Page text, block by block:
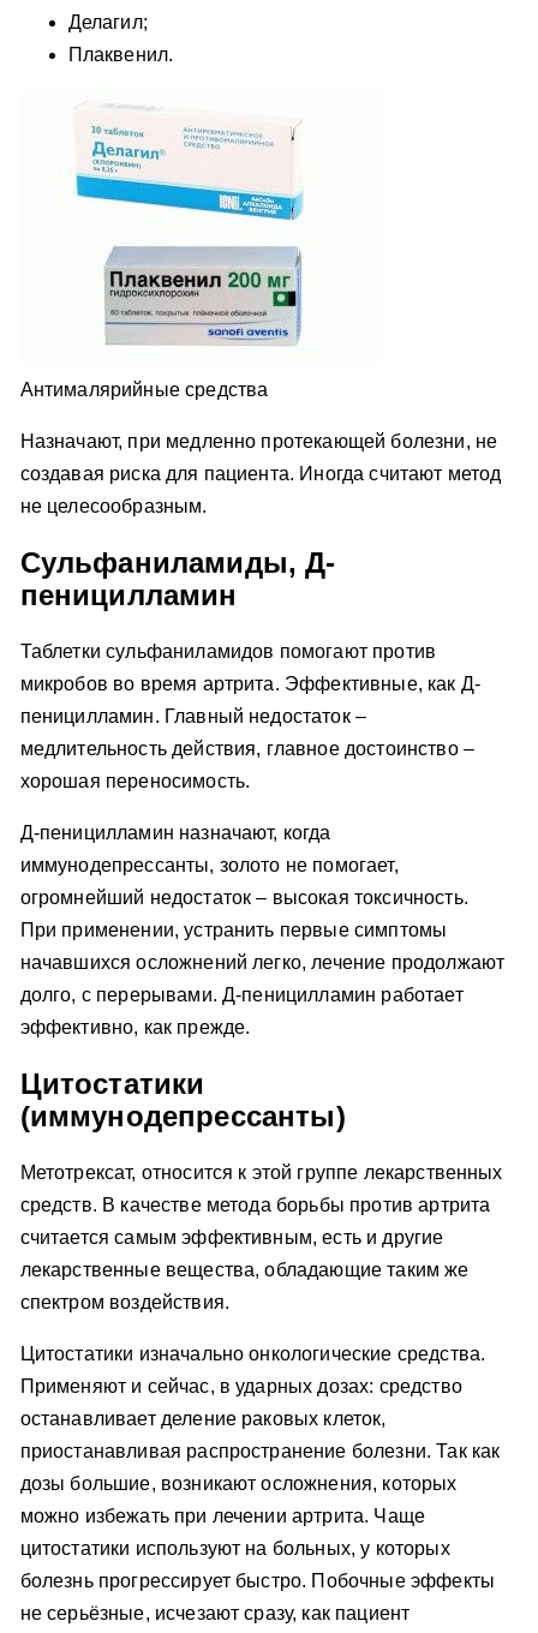
Делагил;
Плаквенил.
Антималярийные средства
Назначают, при медленно протекающей болезни, не
создавая риска для пациента. Иногда считают метод
не целесообразным.
Сульфаниламиды, Д-
пеницилламин
Таблетки сульфаниламидов помогают против
микробов во время артрита. Эффективные, как Д-
пеницилламин. Главный недостаток –
медлительность действия, главное достоинство –
хорошая переносимость.
Д-пеницилламин назначают, когда
иммунодепрессанты, золото не помогает,
огромнейший недостаток – высокая токсичность.
При применении, устранить первые симптомы
начавшихся осложнений легко, лечение продолжают
долго, с перерывами. Д-пеницилламин работает
эффективно, как прежде.
Цитостатики
(иммунодепрессанты)
Метотрексат, относится к этой группе лекарственных
средств. В качестве метода борьбы против артрита
считается самым эффективным, есть и другие
лекарственные вещества, обладающие таким же
спектром воздействия.
Цитостатики изначально онкологические средства.
Применяют и сейчас, в ударных дозах: средство
останавливает деление раковых клеток,
приостанавливая распространение болезни. Так как
дозы большие, возникают осложнения, которых
можно избежать при лечении артрита. Чаще
цитостатики используют на больных, у которых
болезнь прогрессирует быстро. Побочные эффекты
не серьёзные, исчезают сразу, как пациент